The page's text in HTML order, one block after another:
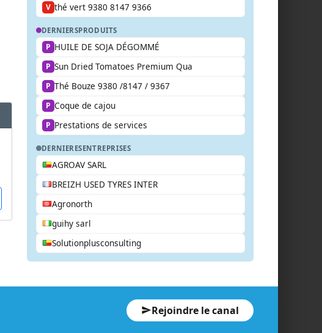
V thé vert 9380 8147 9366
DERNIERSPRODUITS
P HUILE DE SOJA DÉGOMMÉ
P Sun Dried Tomatoes Premium Qua
P Thé Bouze 9380 /8147 / 9367
P Coque de cajou
P Prestations de services
DERNIERESENTREPRISES
AGROAV SARL
BREIZH USED TYRES INTER
Agronorth
guihy sarl
Solutionplusconsulting
Rejoindre le canal